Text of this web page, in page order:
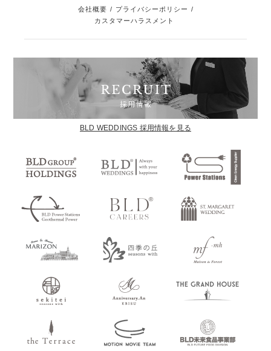
会社概要 / プライバシーポリシー /
カスタマーハラスメント
BLD WEDDINGS 採用情報を見る